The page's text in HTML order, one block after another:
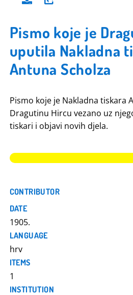
Pismo koje je
uputila Nakladna
Antuna Scholza
Pismo koje je Nakladna tiskara
Dragutinu Hircu vezano uz
tiskari i objavi novih djela.
CONTRIBUTOR
DATE
1905.
LANGUAGE
hrv
ITEMS
1
INSTITUTION